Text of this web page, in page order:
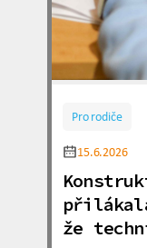
Pro rodiče
15.6.2026
že